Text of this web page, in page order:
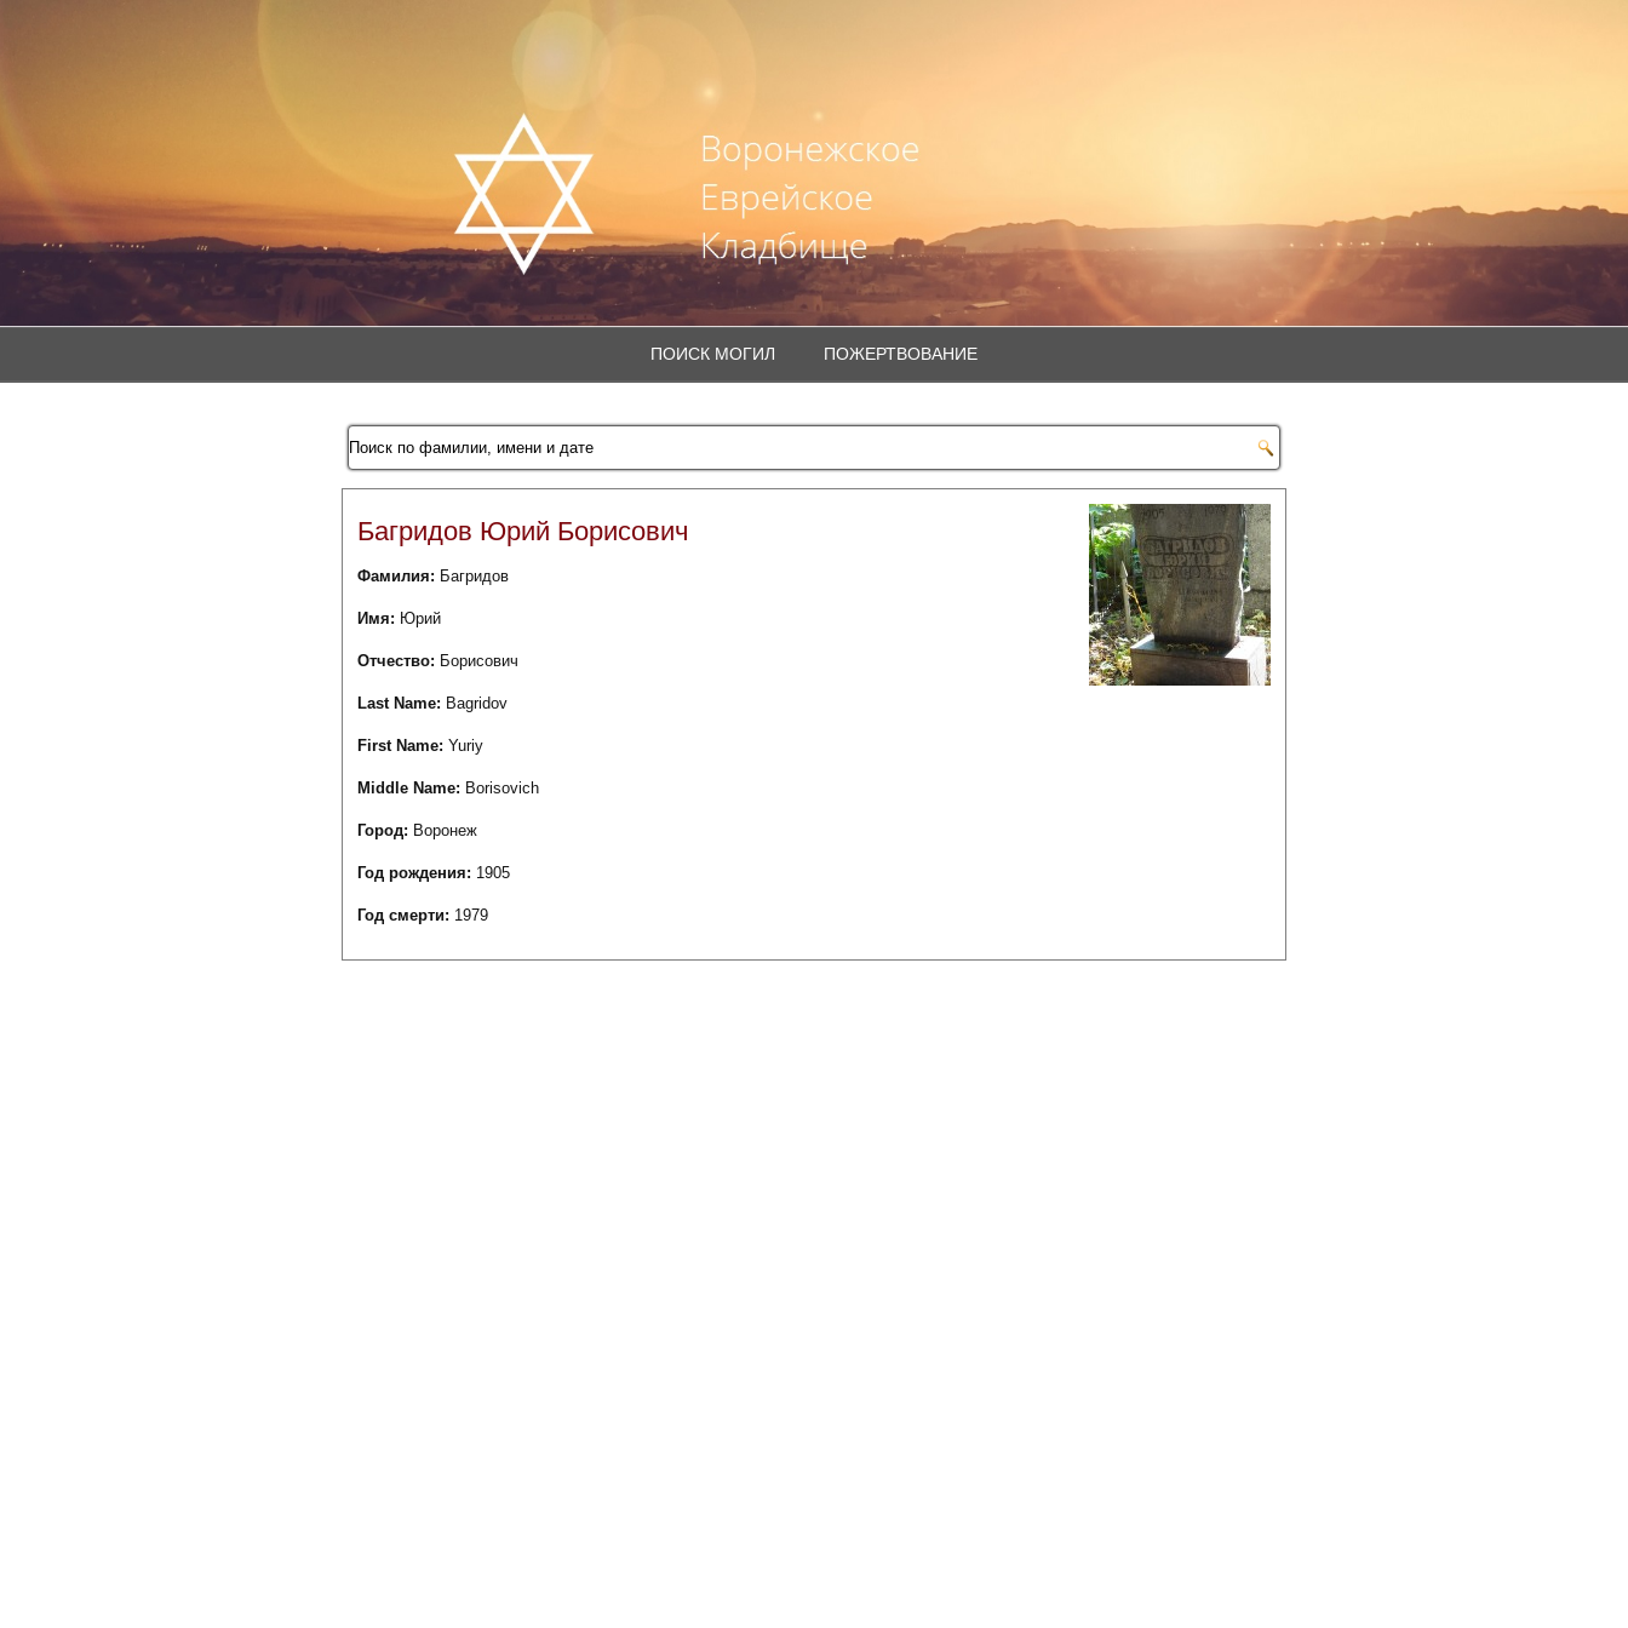
ПОИСК МОГИЛ ПОЖЕРТВОВАНИЕ
Багридов Юрий Борисович
Фамилия: Багридов
Имя: Юрий
Отчество: Борисович
Last Name: Bagridov
First Name: Yuriy
Middle Name: Borisovich
Город: Воронеж
Год рождения: 1905
Год смерти: 1979